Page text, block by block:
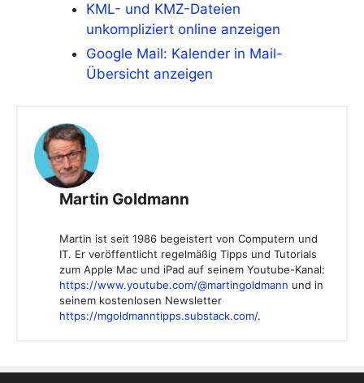
KML- und KMZ-Dateien
unkompliziert online anzeigen
Google Mail: Kalender in Mail-
Übersicht anzeigen
Martin Goldmann
Martin ist seit 1986 begeistert von Computern und
IT. Er veröffentlicht regelmäßig Tipps und Tutorials
zum Apple Mac und iPad auf seinem Youtube-Kanal:
https://www.youtube.com/@martingoldmann und in
seinem kostenlosen Newsletter
https://mgoldmanntipps.substack.com/.